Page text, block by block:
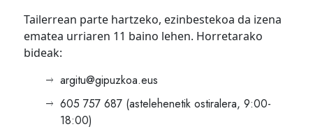
Tailerrean parte hartzeko, ezinbestekoa da izena
ematea urriaren 11 baino lehen. Horretarako
bideak:
argitu@gipuzkoa.eus
605 757 687 (astelehenetik ostiralera, 9:00-
18:00)